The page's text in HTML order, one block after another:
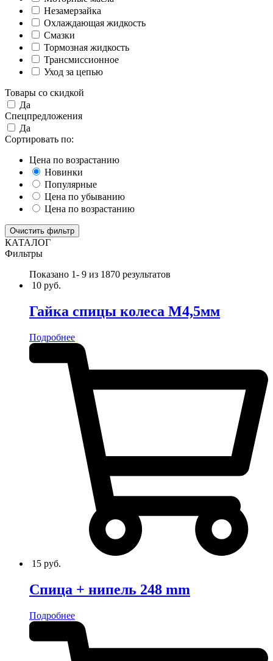
Незамерзайка
Охлаждающая жидкость
Смазки
Тормозная жидкость
Трансмиссионное
Уход за цепью
Товары со скидкой
Да
Спецпредложения
Да
Сортировать по:
Цена по возрастанию
Новинки
Популярные
Цена по убыванию
Цена по возрастанию
Очистить фильтр
КАТАЛОГ
Фильтры
Показано 1- 9 из 1870 результатов
10 руб.
Гайка спицы колеса М4,5мм
Подробнее
15 руб.
Спица + нипель 248 mm
Подробнее